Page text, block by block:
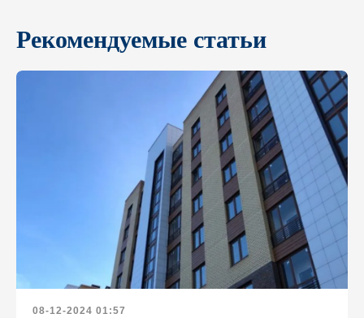
Рекомендуемые статьи
08-12-2024 01:57